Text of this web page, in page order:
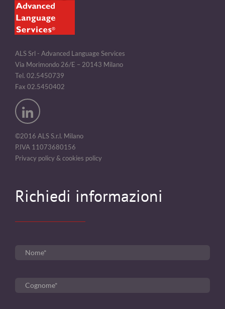
ALS Srl - Advanced Language Services
Via Morimondo 26/E – 20143 Milano
Tel. 02.5450739
Fax 02.5450402
©2016 ALS S.r.l. Milano
P.IVA 11073680156
Privacy policy & cookies policy
Richiedi informazioni